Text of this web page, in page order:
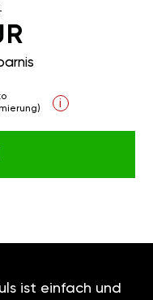
i
ist einfach und